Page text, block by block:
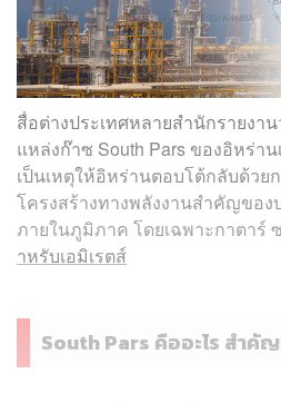
สื่อต่างประเทศหลายสำนักรายงา
แหล่งก๊าซ South Pars ของอิหร่า
เป็นเหตุให้อิหร่านตอบโต้กลับด้ว
โครงสร้างทางพลังงานสำคัญของ
ภายในภูมิภาค โดยเฉพาะกาตาร์
าหรับเอมิเรตส์
South Pars คืออะไร สำคั